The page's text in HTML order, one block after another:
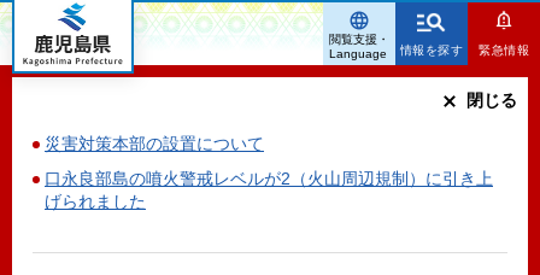
鹿児島県
情報を探す 緊急情報
災害対策本部の設置について
口永良部島の噴火警戒レベルが2（火山周辺規制）に引き上
げられました
閉じる
閲覧支援・
Language